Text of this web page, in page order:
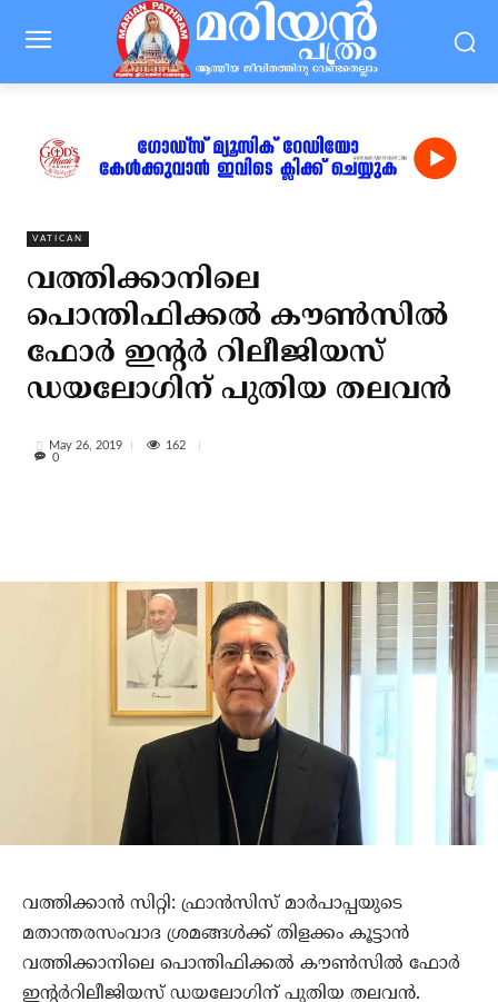
VATICAN
വത്തിക്കാനിലെ
പൊന്തിഫിക്കല്‍ കൗണ്‍സില്‍
ഫോര്‍ ഇന്റര്‍ റിലീജിയസ്
ഡയലോഗിന് പുതിയ തലവന്‍
May 26, 2019
162
0
വത്തിക്കാന്‍ സിറ്റി: ഫ്രാന്‍സിസ് മാര്‍പാപ്പയുടെ
മതാന്തരസംവാദ ശ്രമങ്ങള്‍ക്ക് തിളക്കം കൂട്ടാന്‍
വത്തിക്കാനിലെ പൊന്തിഫിക്കല്‍ കൗണ്‍സില്‍ ഫോര്‍
ഇന്റര്‍റിലീജിയസ് ഡയലോഗിന് പുതിയ തലവന്‍.